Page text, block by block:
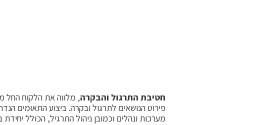
חטיבת התרגול והבקרה, מלווה את הלקוח החל
פירוט הנושאים לתרגול ובקרה. ביצוע התאומים
מערכות ונהלים וכמובן ניהול התרגיל, הכולל יחידת